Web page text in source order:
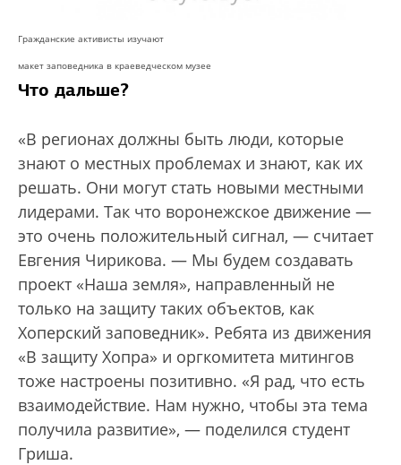
Гражданские активисты изучают
макет заповедника в краеведческом музее
Что дальше?
«В регионах должны быть люди, которые
знают о местных проблемах и знают, как их
решать. Они могут стать новыми местными
лидерами. Так что воронежское движение —
это очень положительный сигнал, — считает
Евгения Чирикова. — Мы будем создавать
проект «Наша земля», направленный не
только на защиту таких объектов, как
Хоперский заповедник». Ребята из движения
«В защиту Хопра» и оргкомитета митингов
тоже настроены позитивно. «Я рад, что есть
взаимодействие. Нам нужно, чтобы эта тема
получила развитие», — поделился студент
Гриша.